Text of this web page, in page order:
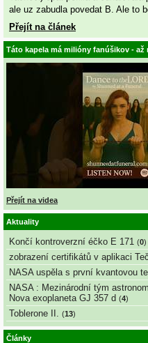
ale uz zabudla povedat B. Ale to
Přejít na článek
Táto kapela má milióny fanúšikov - až
Přejít na videa
Aktuality
Končí kontroverzní éčko E 171 (0)
zobrazení certifikátů v aplikaci
NASA uspěla s první kvantovou
NASA : Mezinárodní tým
Nova exoplaneta GJ 357 d (4)
Toblerone II. (13)
Články